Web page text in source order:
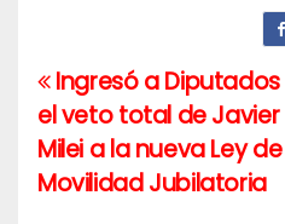
Navegación
de
entradas
Ingresó a Diputados
el veto total de Javier
Milei a la nueva Ley de
Movilidad Jubilatoria